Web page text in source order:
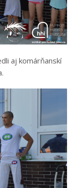
aj komárňanskí